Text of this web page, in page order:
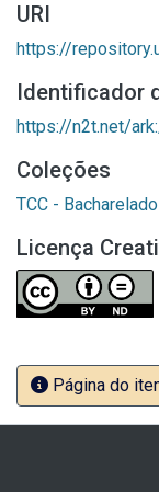
URI
https://
Identificador
https://n2t.net/
Coleções
TCC -
Licença
Página do